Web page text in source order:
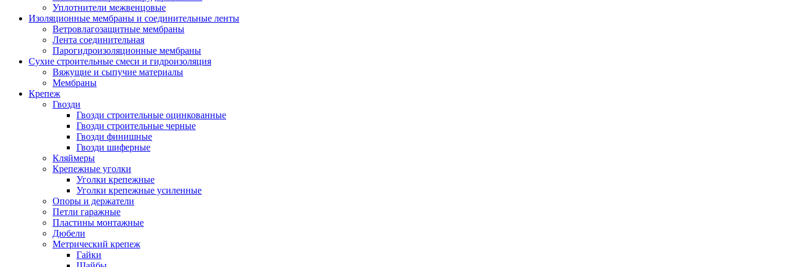
Уплотнители межвенцовые
Изоляционные мембраны и соединительные ленты
Ветровлагозащитные мембраны
Лента соединительная
Парогидроизоляционные мембраны
Сухие строительные смеси и гидроизоляция
Вяжущие и сыпучие материалы
Мембраны
Крепеж
Гвозди
Гвозди строительные оцинкованные
Гвозди строительные черные
Гвозди финишные
Гвозди шиферные
Кляймеры
Крепежные уголки
Уголки крепежные
Уголки крепежные усиленные
Опоры и держатели
Петли гаражные
Пластины монтажные
Дюбели
Метрический крепеж
Гайки